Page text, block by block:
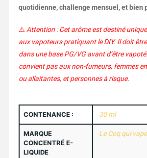
quotidienne, challenge mensuel, et bien
⚠️ Attention : Cet arôme est destiné
aux vapoteurs pratiquant le DIY. Il doit
dans une base PG/VG avant d’être
convient pas aux non-fumeurs, femmes
ou allaitantes, et personnes à risque.
CONTENANCE : 30 ml
MARQUE
CONCENTRÉ E-
LIQUIDE
Le Coq qui vape